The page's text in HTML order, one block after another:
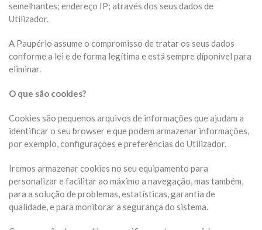
semelhantes; endereço IP; através dos seus dados de
Utilizador.
A Paupério assume o compromisso de tratar os seus dados
conforme a lei e de forma legítima e está sempre díponivel para
eliminar.
O que são cookies?
Cookies são pequenos arquivos de informações que ajudam a
identificar o seu browser e que podem armazenar informações,
por exemplo, configurações e preferências do Utilizador.
Iremos armazenar cookies no seu equipamento para
personalizar e facilitar ao máximo a navegação, mas também,
para a solução de problemas, estatísticas, garantia de
qualidade, e para monitorar a segurança do sistema.